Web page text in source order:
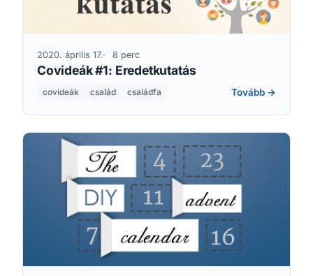
2020. április 17. 8 perc
Covideák #1: Eredetkutatás
covideák család családfa Tovább →